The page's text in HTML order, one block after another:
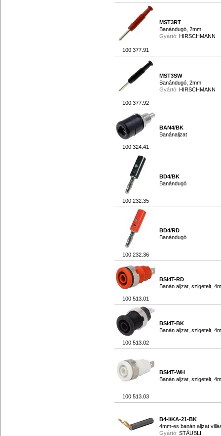
100.377.91
MST3RT
Banándugó, 2mm
Gyártó: HIRSCHMANN
100.377.92
MST3SW
Banándugó, 2mm
Gyártó: HIRSCHMANN
100.324.41
BAN4/BK
Banánaljzat
100.232.35
BD4/BK
Banándugó
100.232.36
BD4/RD
Banándugó
100.513.01
BSI4T-RD
Banán aljzat, szigetelt,
100.513.02
BSI4T-BK
Banán aljzat, szigetelt,
100.513.03
BSI4T-WH
Banán aljzat, szigetelt,
B4-I/KA-21-BK
4mm-es banán aljzat
Gyártó: STÄUBLI